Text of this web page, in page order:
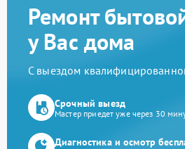
Ремонт
у Вас дома
С выездом
Срочный выезд
Мастер приедет уже через 30
Диагностика и осмотр